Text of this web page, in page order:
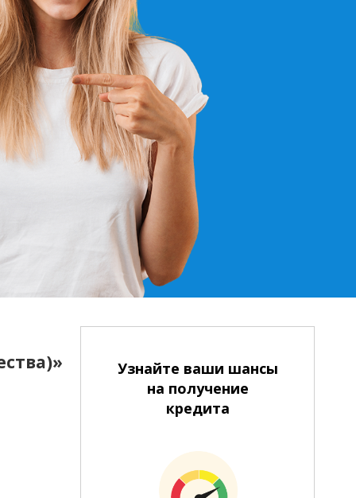
Наличными в банке/банкомате
На банковский счет
Узнайте ваши шансы
на получение
кредита